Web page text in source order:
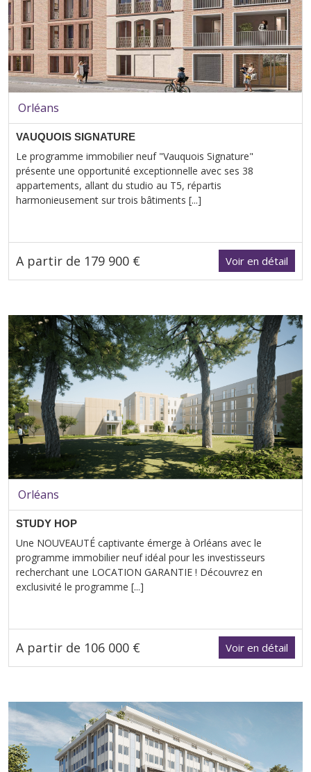
Orléans
VAUQUOIS SIGNATURE
Le programme immobilier neuf "Vauquois Signature"
présente une opportunité exceptionnelle avec ses 38
appartements, allant du studio au T5, répartis
harmonieusement sur trois bâtiments [...]
A partir de 179 900 € Voir en détail
Orléans
STUDY HOP
Une NOUVEAUTÉ captivante émerge à Orléans avec le
programme immobilier neuf idéal pour les investisseurs
recherchant une LOCATION GARANTIE ! Découvrez en
exclusivité le programme [...]
A partir de 106 000 € Voir en détail